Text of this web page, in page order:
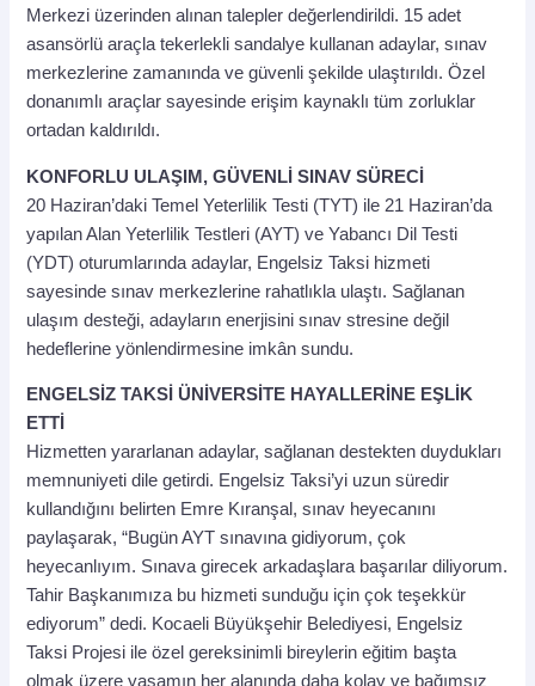
Merkezi üzerinden alınan talepler değerlendirildi. 15 adet
asansörlü araçla tekerlekli sandalye kullanan adaylar, sınav
merkezlerine zamanında ve güvenli şekilde ulaştırıldı. Özel
donanımlı araçlar sayesinde erişim kaynaklı tüm zorluklar
ortadan kaldırıldı.
KONFORLU ULAŞIM, GÜVENLİ SINAV SÜRECİ
20 Haziran’daki Temel Yeterlilik Testi (TYT) ile 21 Haziran’da
yapılan Alan Yeterlilik Testleri (AYT) ve Yabancı Dil Testi
(YDT) oturumlarında adaylar, Engelsiz Taksi hizmeti
sayesinde sınav merkezlerine rahatlıkla ulaştı. Sağlanan
ulaşım desteği, adayların enerjisini sınav stresine değil
hedeflerine yönlendirmesine imkân sundu.
ENGELSİZ TAKSİ ÜNİVERSİTE HAYALLERİNE EŞLİK
ETTİ
Hizmetten yararlanan adaylar, sağlanan destekten duydukları
memnuniyeti dile getirdi. Engelsiz Taksi’yi uzun süredir
kullandığını belirten Emre Kıranşal, sınav heyecanını
paylaşarak, “Bugün AYT sınavına gidiyorum, çok
heyecanlıyım. Sınava girecek arkadaşlara başarılar diliyorum.
Tahir Başkanımıza bu hizmeti sunduğu için çok teşekkür
ediyorum” dedi. Kocaeli Büyükşehir Belediyesi, Engelsiz
Taksi Projesi ile özel gereksinimli bireylerin eğitim başta
olmak üzere yaşamın her alanında daha kolay ve bağımsız